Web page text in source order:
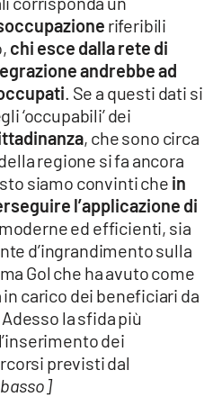
riferibili
chi esce dalla rete di
andrebbe ad
. Se a questi dati si
‘occupabili’ dei
, che sono circa
regione si fa ancora
siamo convinti che in
l’applicazione di
moderne ed efficienti, sia
d’ingrandimento sulla
Gol che ha avuto come
carico dei beneficiari da
la sfida più
dei
previsti dal